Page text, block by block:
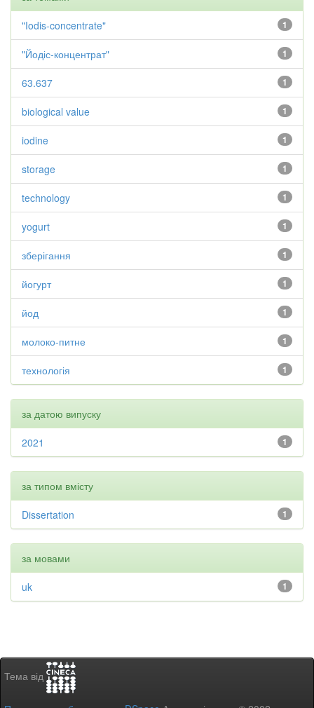
1
"Iodis-concentrate"
1
"Йодіс-концентрат"
1
63.637
1
biological value
1
iodine
1
storage
1
technology
1
yogurt
1
зберігання
1
йогурт
1
йод
1
молоко-питне
1
технологія
за датою випуску
1
2021
за типом вмісту
1
Dissertation
за мовами
1
uk
Тема від